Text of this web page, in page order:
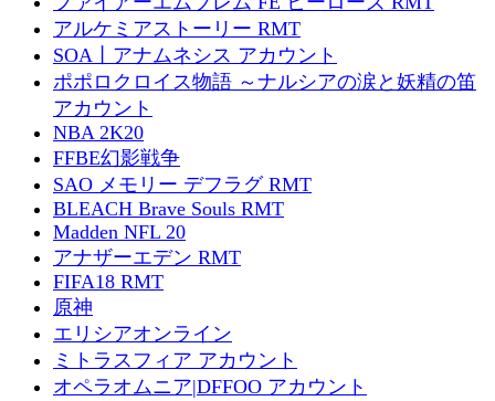
アルケミアストーリー RMT
SOA丨アナムネシス アカウント
ポポロクロイス物語 ～ナルシアの涙と妖精の笛
アカウント
NBA 2K20
FFBE幻影戦争
SAO メモリー デフラグ RMT
BLEACH Brave Souls RMT
Madden NFL 20
アナザーエデン RMT
FIFA18 RMT
原神
エリシアオンライン
ミトラスフィア アカウント
オペラオムニア|DFFOO アカウント